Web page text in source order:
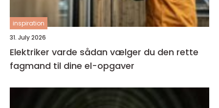
inspiration
31. July 2026
Elektriker varde sådan vælger du den rette
fagmand til dine el-opgaver